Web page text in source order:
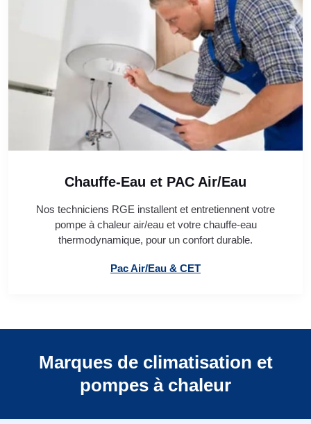
Chauffe-Eau et PAC Air/Eau
Nos techniciens RGE installent et entretiennent votre
pompe à chaleur air/eau et votre chauffe-eau
thermodynamique, pour un confort durable.
Pac Air/Eau & CET
Marques de climatisation et
pompes à chaleur